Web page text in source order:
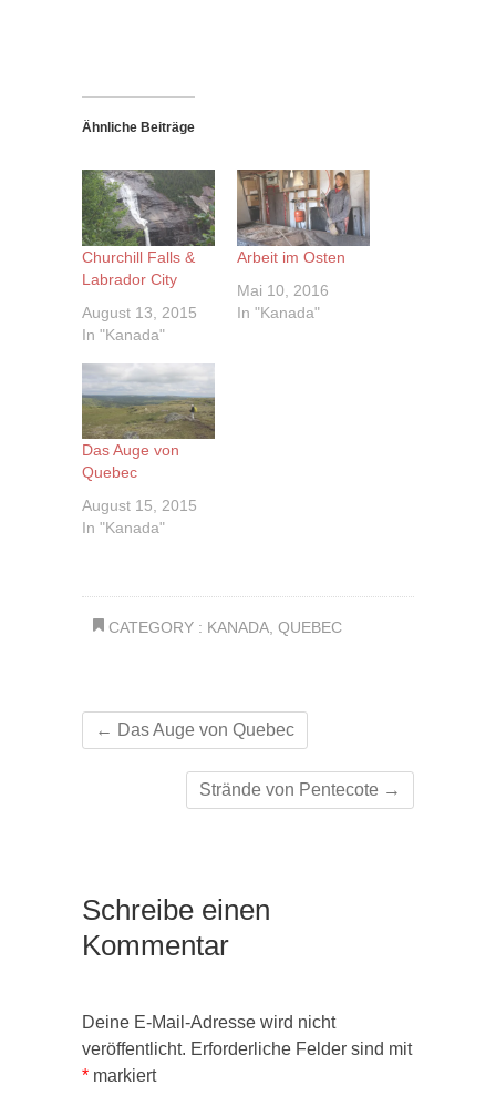
Ähnliche Beiträge
Churchill Falls &
Labrador City
August 13, 2015
In "Kanada"
Arbeit im Osten
Mai 10, 2016
In "Kanada"
Das Auge von
Quebec
August 15, 2015
In "Kanada"
CATEGORY : KANADA QUEBEC
← Das Auge von Quebec
Strände von Pentecote →
Schreibe einen
Kommentar
Deine E-Mail-Adresse wird nicht
veröffentlicht. Erforderliche Felder sind mit
* markiert